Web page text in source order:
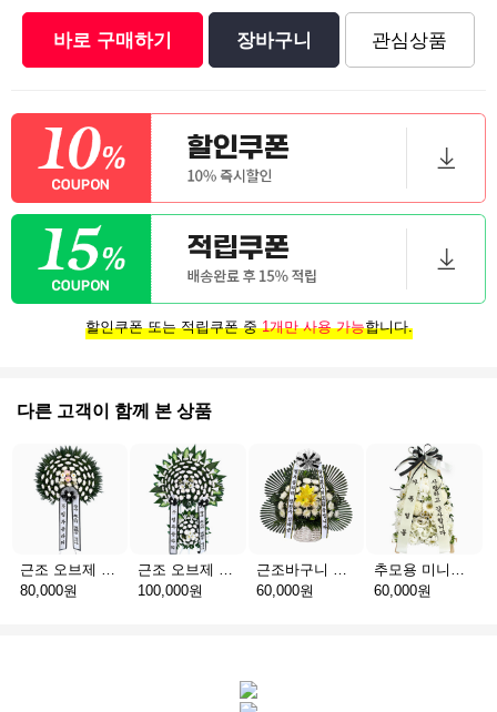
바로 구매하기 장바구니 관심상품
할인쿠폰 또는 적립쿠폰 중1개만 사용 가능합니다.
다른 고객이 함께 본 상품
근조 오브제 1단 B
80,000원
근조 오브제 2단 B
100,000원
근조바구니 일반
60,000원
추모용 미니화환 A(서울)
60,000원